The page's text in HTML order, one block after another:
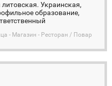
Украинская,
образование,
- Магазин - Ресторан / Повар